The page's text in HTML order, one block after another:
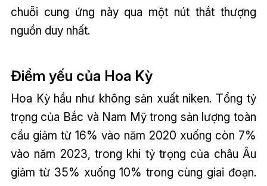
chuỗi cung ứng này qua một nút thắt thượng
nguồn duy nhất.
Điểm yếu của Hoa Kỳ
Hoa Kỳ hầu như không sản xuất niken. Tổng tỷ
trọng của Bắc và Nam Mỹ trong sản lượng toàn
cầu giảm từ 16% vào năm 2020 xuống còn 7%
vào năm 2023, trong khi tỷ trọng của châu Âu
giảm từ 35% xuống 10% trong cùng giai đoạn.